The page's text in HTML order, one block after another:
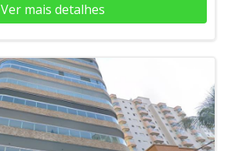
Ver mais detalhes